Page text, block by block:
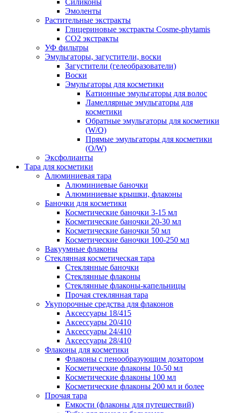
Силиконы
Эмоленты
Растительные экстракты
Глицериновые экстракты Cosme-phytamis
СО2 экстракты
УФ фильтры
Эмульгаторы, загустители, воски
Загустители (гелеобразователи)
Воски
Эмульгаторы для косметики
Катионные эмульгаторы для волос
Ламеллярные эмульгаторы для
косметики
Обратные эмульгаторы для косметики
(W/O)
Прямые эмульгаторы для косметики
(O/W)
Эксфолианты
Тара для косметики
Алюминиевая тара
Алюминиевые баночки
Алюминиевые крышки, флаконы
Баночки для косметики
Косметические баночки 3-15 мл
Косметические баночки 20-30 мл
Косметические баночки 50 мл
Косметические баночки 100-250 мл
Вакуумные флаконы
Стеклянная косметическая тара
Стеклянные баночки
Стеклянные флаконы
Стеклянные флаконы-капельницы
Прочая стеклянная тара
Укупорочные средства для флаконов
Аксессуары 18/415
Аксессуары 20/410
Аксессуары 24/410
Аксессуары 28/410
Флаконы для косметики
Флаконы с пенообразующим дозатором
Косметические флаконы 10-50 мл
Косметические флаконы 100 мл
Косметические флаконы 200 мл и более
Прочая тара
Емкости (флаконы для путешествий)